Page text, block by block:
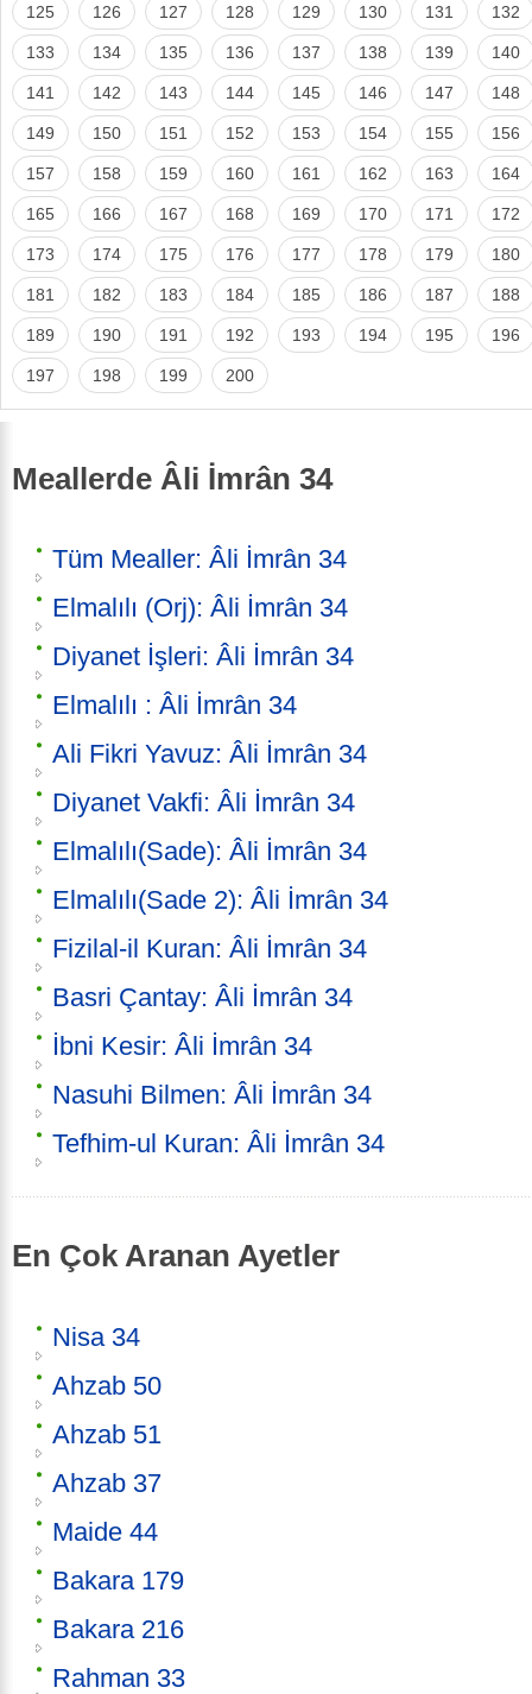
125 126 127 128 129 130 131 132
133 134 135 136 137 138 139 140
141 142 143 144 145 146 147 148
149 150 151 152 153 154 155 156
157 158 159 160 161 162 163 164
165 166 167 168 169 170 171 172
173 174 175 176 177 178 179 180
181 182 183 184 185 186 187 188
189 190 191 192 193 194 195 196
197 198 199 200
Meallerde Âli İmrân 34
Tüm Mealler: Âli İmrân 34
Elmalılı (Orj): Âli İmrân 34
Diyanet İşleri: Âli İmrân 34
Elmalılı : Âli İmrân 34
Ali Fikri Yavuz: Âli İmrân 34
Diyanet Vakfi: Âli İmrân 34
Elmalılı(Sade): Âli İmrân 34
Elmalılı(Sade 2): Âli İmrân 34
Fizilal-il Kuran: Âli İmrân 34
Basri Çantay: Âli İmrân 34
İbni Kesir: Âli İmrân 34
Nasuhi Bilmen: Âli İmrân 34
Tefhim-ul Kuran: Âli İmrân 34
En Çok Aranan Ayetler
Nisa 34
Ahzab 50
Ahzab 51
Ahzab 37
Maide 44
Bakara 179
Bakara 216
Rahman 33